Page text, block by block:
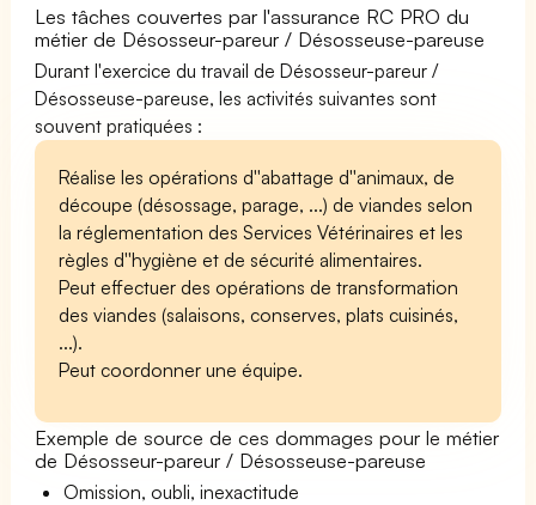
Les tâches couvertes par l'assurance RC PRO du
métier de Désosseur-pareur / Désosseuse-pareuse
Durant l'exercice du travail de Désosseur-pareur /
Désosseuse-pareuse, les activités suivantes sont
souvent pratiquées :
Réalise les opérations d''abattage d''animaux, de
découpe (désossage, parage, ...) de viandes selon
la réglementation des Services Vétérinaires et les
règles d''hygiène et de sécurité alimentaires.
Peut effectuer des opérations de transformation
des viandes (salaisons, conserves, plats cuisinés,
...).
Peut coordonner une équipe.
Exemple de source de ces dommages pour le métier
de Désosseur-pareur / Désosseuse-pareuse
Omission, oubli, inexactitude